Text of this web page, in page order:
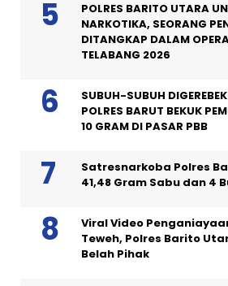
POLRES BARITO UTARA
NARKOTIKA, SEORANG
DITANGKAP DALAM
TELABANG 2026
SUBUH-SUBUH
POLRES BARUT BEKUK
10 GRAM DI PASAR PBB
Satresnarkoba Polres
41,48 Gram Sabu dan 4
Viral Video
Teweh, Polres Barito
Belah Pihak